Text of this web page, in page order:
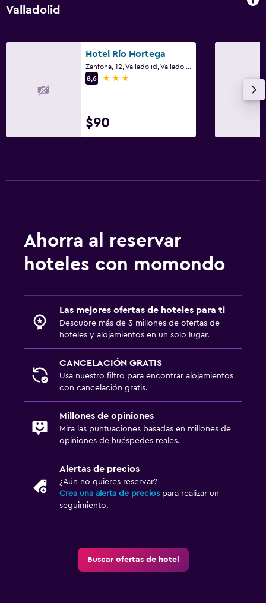
Valladolid
Hotel Río Hortega
8,6
3 estrellas
$90
Ahorra al reservar
hoteles con momondo
Las mejores ofertas de hoteles para ti
Descubre más de 3 millones de ofertas de
hoteles y alojamientos en un solo lugar.
CANCELACIÓN GRATIS
Usa nuestro filtro para encontrar alojamientos
con cancelación gratis.
Millones de opiniones
Mira las puntuaciones basadas en millones de
opiniones de huéspedes reales.
Alertas de precios
¿Aún no quieres reservar?
Crea una alerta de precios para realizar un
seguimiento.
Buscar ofertas de hotel